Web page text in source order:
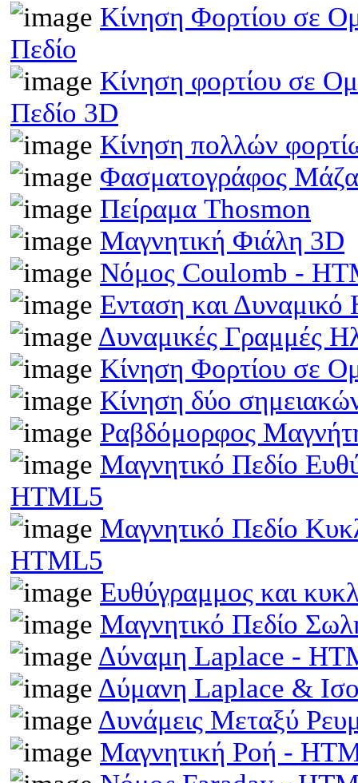
Κίνηση Φορτίου σε
Πεδίο
Κίνηση φορτίου σε
Πεδίο 3D
Κίνηση πολλών
Φασματογράφος
Πείραμα Thosmon
Μαγνητική Φιάλη 3D
Νόμος Coulomb -
Ενταση και
Δυναμικές Γραμμές
Κίνηση Φορτίου σε
Κίνηση δύο
Ραβδόμορφος
Μαγνητικό Πεδίο
HTML5
Μαγνητικό Πεδίο
HTML5
Ευθύγραμμος και
Μαγνητικό Πεδίο
Δύναμη Laplace -
Δύμανη Laplace &
Δυνάμεις Μεταξύ
Μαγνητική Ροή -